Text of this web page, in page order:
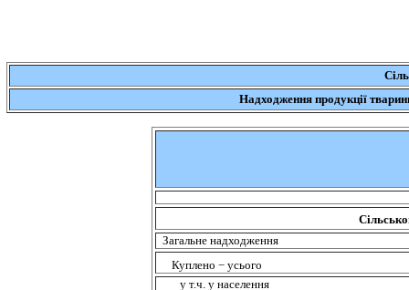
С
Надходження продукції
Загальне надходження
Куплено − усього
у т.ч. унаселення